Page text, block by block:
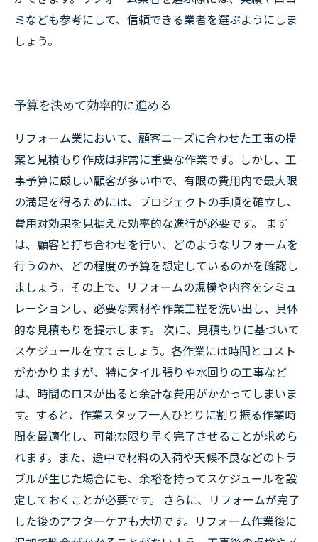
ミなども参考にして、信頼できる業者を選ぶようにしま
しょう。
予算を決めて効率的に進める
リフォーム業において、顧客ニーズに合わせた工事の提
案と見積もり作成は非常に重要な作業です。しかし、工
事予算に厳しい顧客が多い中で、有限の費用内で最大限
の満足を得るためには、プロジェクトの手順を確立し、
費用対効果を見据えた効率的な進行が必要です。 まず
は、顧客と打ち合わせを行い、どのようなリフォームを
行うのか、どの程度の予算を想定しているのかを確認し
ましょう。その上で、リフォームの規模や内容をシミュ
レーションし、必要な素材や作業工程を洗い出し、具体
的な見積もりを提示します。 次に、見積もりに基づいて
スケジュールを立てましょう。各作業には時間とコスト
がかかりますが、特にタイル張りや水回りの工事など
は、時間のロスが出ると余計な費用がかかってしまいま
す。すると、作業スタッフ一人ひとりに割り振る作業時
間を最適化し、可能な限り早く完了させることが求めら
れます。また、途中で材料の入荷や天候不良などのトラ
ブルが生じた場合にも、余裕を持ってスケジュールを設
定しておくことが必要です。 さらに、リフォームが完了
した後のアフターケアも大切です。リフォーム作業後に